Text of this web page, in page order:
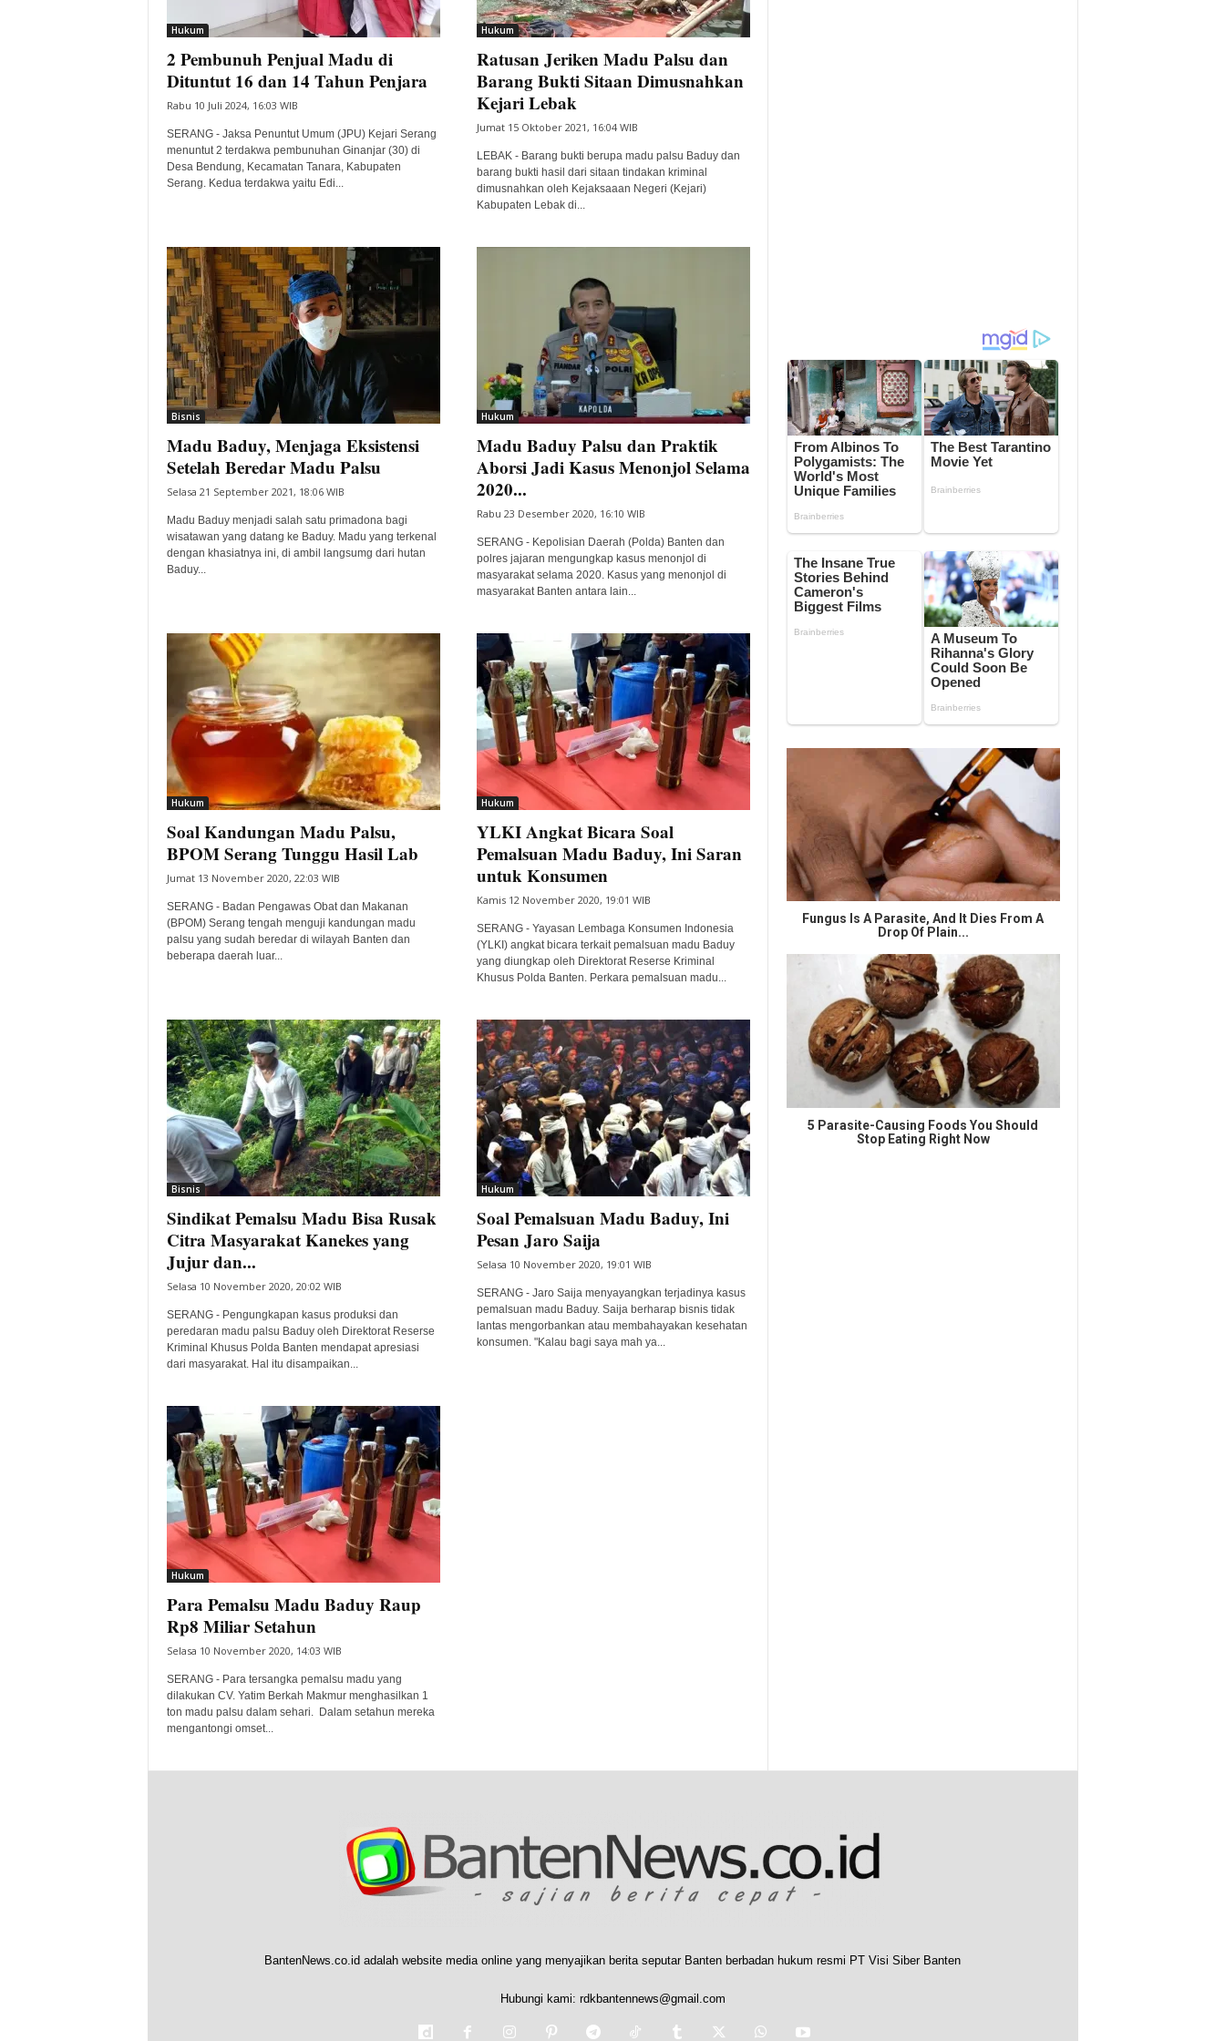
Hukum
2 Pembunuh Penjual Madu di
Dituntut 16 dan 14 Tahun Penjara
Rabu 10 Juli 2024, 16:03 WIB
SERANG - Jaksa Penuntut Umum (JPU) Kejari Serang
menuntut 2 terdakwa pembunuhan Ginanjar (30) di
Desa Bendung, Kecamatan Tanara, Kabupaten
Serang. Kedua terdakwa yaitu Edi...
Hukum
Ratusan Jeriken Madu Palsu dan
Barang Bukti Sitaan Dimusnahkan
Kejari Lebak
Jumat 15 Oktober 2021, 16:04 WIB
LEBAK - Barang bukti berupa madu palsu Baduy dan
barang bukti hasil dari sitaan tindakan kriminal
dimusnahkan oleh Kejaksaaan Negeri (Kejari)
Kabupaten Lebak di...
Bisnis
Madu Baduy, Menjaga Eksistensi
Setelah Beredar Madu Palsu
Selasa 21 September 2021, 18:06 WIB
Madu Baduy menjadi salah satu primadona bagi
wisatawan yang datang ke Baduy. Madu yang terkenal
dengan khasiatnya ini, di ambil langsumg dari hutan
Baduy...
Hukum
Madu Baduy Palsu dan Praktik
Aborsi Jadi Kasus Menonjol Selama
2020...
Rabu 23 Desember 2020, 16:10 WIB
SERANG - Kepolisian Daerah (Polda) Banten dan
polres jajaran mengungkap kasus menonjol di
masyarakat selama 2020. Kasus yang menonjol di
masyarakat Banten antara lain...
Hukum
Soal Kandungan Madu Palsu,
BPOM Serang Tunggu Hasil Lab
Jumat 13 November 2020, 22:03 WIB
SERANG - Badan Pengawas Obat dan Makanan
(BPOM) Serang tengah menguji kandungan madu
palsu yang sudah beredar di wilayah Banten dan
beberapa daerah luar...
Hukum
YLKI Angkat Bicara Soal
Pemalsuan Madu Baduy, Ini Saran
untuk Konsumen
Kamis 12 November 2020, 19:01 WIB
SERANG - Yayasan Lembaga Konsumen Indonesia
(YLKI) angkat bicara terkait pemalsuan madu Baduy
yang diungkap oleh Direktorat Reserse Kriminal
Khusus Polda Banten. Perkara pemalsuan madu...
Bisnis
Sindikat Pemalsu Madu Bisa Rusak
Citra Masyarakat Kanekes yang
Jujur dan...
Selasa 10 November 2020, 20:02 WIB
SERANG - Pengungkapan kasus produksi dan
peredaran madu palsu Baduy oleh Direktorat Reserse
Kriminal Khusus Polda Banten mendapat apresiasi
dari masyarakat. Hal itu disampaikan...
Hukum
Soal Pemalsuan Madu Baduy, Ini
Pesan Jaro Saija
Selasa 10 November 2020, 19:01 WIB
SERANG - Jaro Saija menyayangkan terjadinya kasus
pemalsuan madu Baduy. Saija berharap bisnis tidak
lantas mengorbankan atau membahayakan kesehatan
konsumen. "Kalau bagi saya mah ya...
Hukum
Para Pemalsu Madu Baduy Raup
Rp8 Miliar Setahun
Selasa 10 November 2020, 14:03 WIB
SERANG - Para tersangka pemalsu madu yang
dilakukan CV. Yatim Berkah Makmur menghasilkan 1
ton madu palsu dalam sehari. Dalam setahun mereka
mengantongi omset...
Fungus Is A Parasite, And It Dies From A
Drop Of Plain...
5 Parasite-Causing Foods You Should
Stop Eating Right Now
BantenNews.co.id adalah website media online yang menyajikan berita seputar Banten berbadan hukum resmi PT Visi Siber Banten
Hubungi kami: rdkbantennews@gmail.com